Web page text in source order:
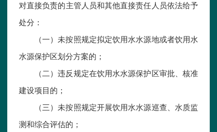
对直接负责的主管人员和其他直接责任人员依法给予
处分：
（一）未按照规定拟定饮用水水源地或者饮用水
水源保护区划分方案的；
（二）违反规定在饮用水水源保护区审批、核准
建设项目的；
（三）未按照规定开展饮用水水源巡查、水质监
测和综合评估的；